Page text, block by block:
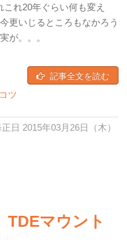
れ20年ぐらい何も変え
更いじるところもなかろう
が。。。
記事全文を読む
ツ
日 2015年03月26日（木）
TDEマウント